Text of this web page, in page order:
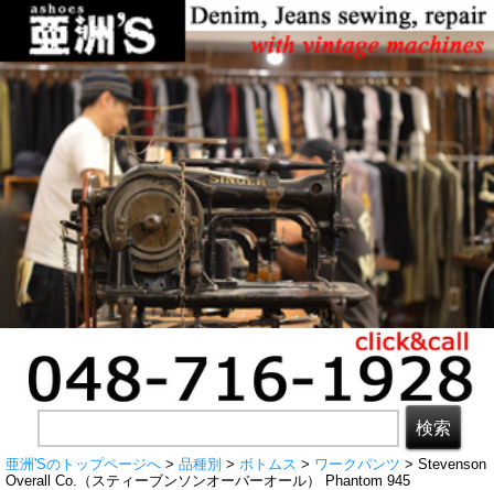
亜洲'Sのトップページへ > 品種別 > ボトムス > ワークパンツ > Stevenson
Overall Co.（スティーブンソンオーバーオール） Phantom 945